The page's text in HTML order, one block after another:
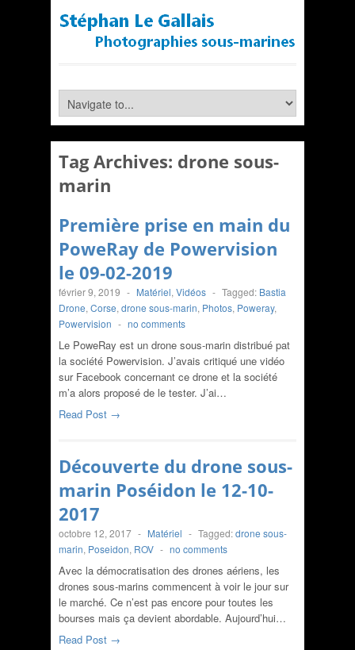
Tag Archives: drone sous-
marin
Première prise en main du
PoweRay de Powervision
le 09-02-2019
février 9, 2019 - Matériel, Vidéos - Tagged: Bastia
Drone, Corse, drone sous-marin, Photos, Poweray,
Powervision - no comments
Le PoweRay est un drone sous-marin distribué pat
la société Powervision. J’avais critiqué une vidéo
sur Facebook concernant ce drone et la société
m’a alors proposé de le tester. J’ai…
Read Post →
Découverte du drone sous-
marin Poséidon le 12-10-
2017
octobre 12, 2017 - Matériel - Tagged:drone sous-
marin, Poseidon, ROV - no comments
Avec la démocratisation des drones aériens, les
drones sous-marins commencent à voir le jour sur
le marché. Ce n’est pas encore pour toutes les
bourses mais ça devient abordable. Aujourd’hui…
Read Post →